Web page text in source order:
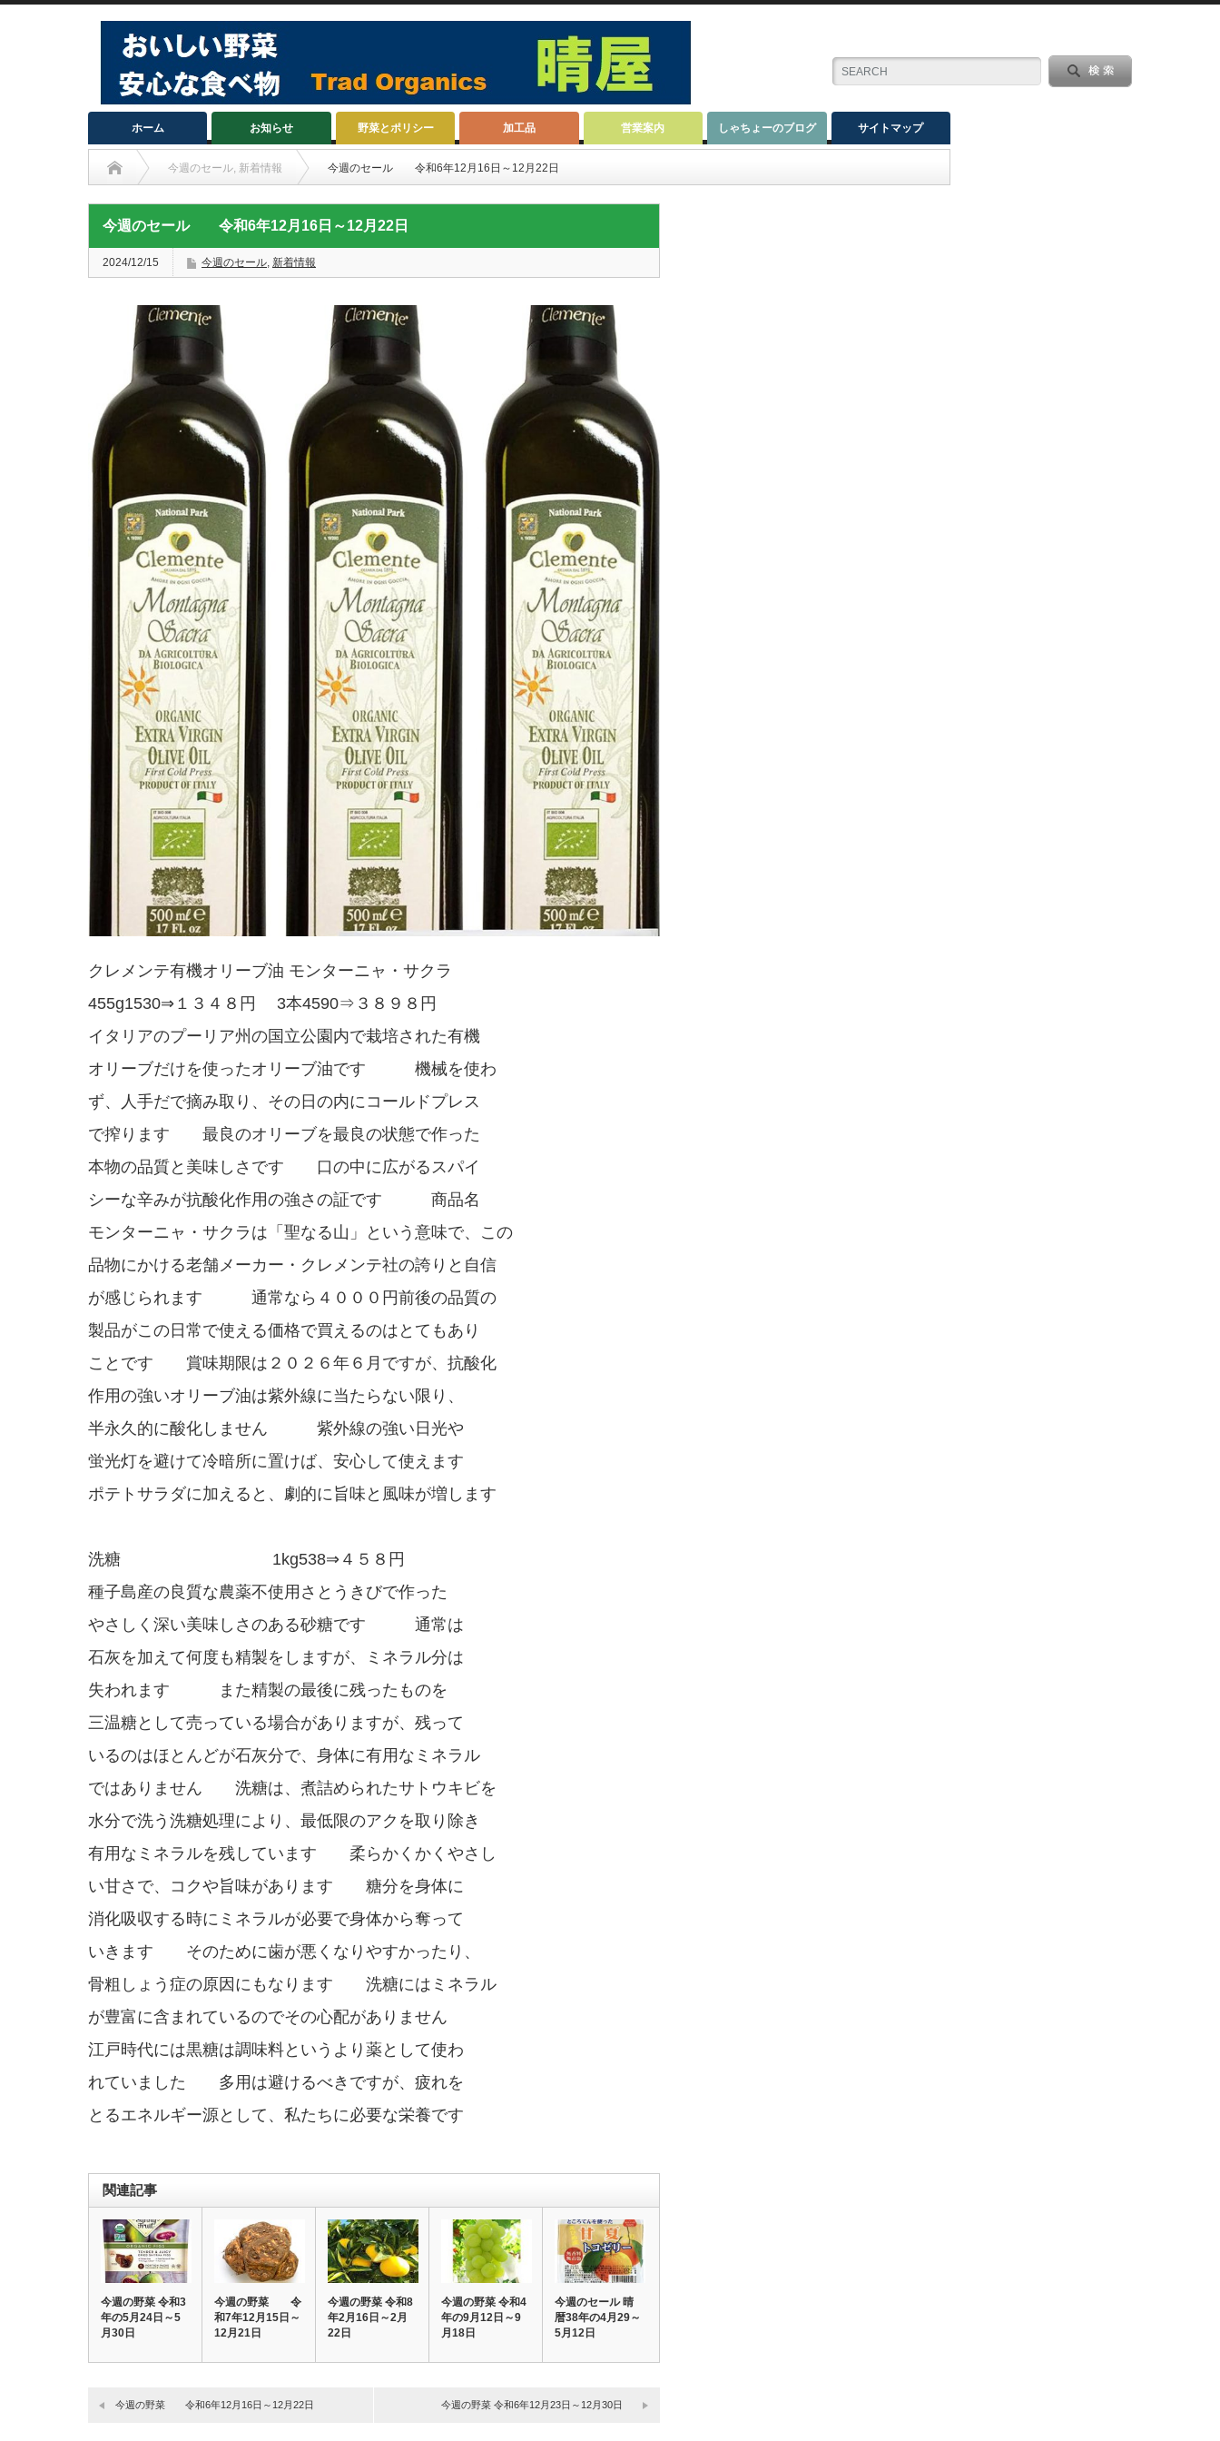
ホーム お知らせ 野菜とポリシー 加工品 営業案内 しゃちょーのブログ サイトマップ
今週のセール, 新着情報 今週のセール 令和6年12月16日～12月22日
今週のセール 令和6年12月16日～12月22日
2024/12/15 今週のセール, 新着情報
クレメンテ有機オリーブ油 モンターニャ・サクラ
455g1530⇒１３４８円 3本4590⇒３８９８円
イタリアのプーリア州の国立公園内で栽培された有機
オリーブだけを使ったオリーブ油です 機械を使わ
ず、人手だで摘み取り、その日の内にコールドプレス
で搾ります 最良のオリーブを最良の状態で作った
本物の品質と美味しさです 口の中に広がるスパイ
シーな辛みが抗酸化作用の強さの証です 商品名
モンターニャ・サクラは「聖なる山」という意味で、この
品物にかける老舗メーカー・クレメンテ社の誇りと自信
が感じられます 通常なら４０００円前後の品質の
製品がこの日常で使える価格で買えるのはとてもあり
ことです 賞味期限は２０２６年６月ですが、抗酸化
作用の強いオリーブ油は紫外線に当たらない限り、
半永久的に酸化しません 紫外線の強い日光や
蛍光灯を避けて冷暗所に置けば、安心して使えます
ポテトサラダに加えると、劇的に旨味と風味が増します
洗糖 1kg538⇒４５８円
種子島産の良質な農薬不使用さとうきびで作った
やさしく深い美味しさのある砂糖です 通常は
石灰を加えて何度も精製をしますが、ミネラル分は
失われます また精製の最後に残ったものを
三温糖として売っている場合がありますが、残って
いるのはほとんどが石灰分で、身体に有用なミネラル
ではありません 洗糖は、煮詰められたサトウキビを
水分で洗う洗糖処理により、最低限のアクを取り除き
有用なミネラルを残しています 柔らかくかくやさし
い甘さで、コクや旨味があります 糖分を身体に
消化吸収する時にミネラルが必要で身体から奪って
いきます そのために歯が悪くなりやすかったり、
骨粗しょう症の原因にもなります 洗糖にはミネラル
が豊富に含まれているのでその心配がありません
江戸時代には黒糖は調味料というより薬として使わ
れていました 多用は避けるべきですが、疲れを
とるエネルギー源として、私たちに必要な栄養です
関連記事
今週の野菜 令和3
年の5月24日～5
月30日
今週の野菜 令
和7年12月15日～
12月21日
今週の野菜 令和8
年2月16日～2月
22日
今週の野菜 令和4
年の9月12日～9
月18日
今週のセール 晴
暦38年の4月29～
5月12日
今週の野菜 令和6年12月16日～12月22日 今週の野菜 令和6年12月23日～12月30日